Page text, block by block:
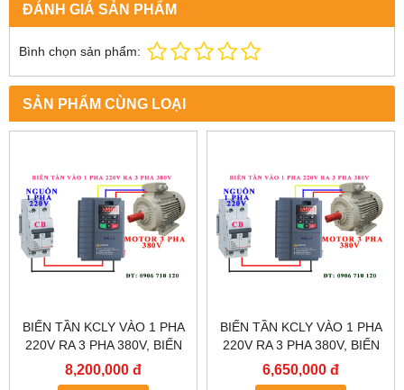
ĐÁNH GIÁ SẢN PHẨM
Bình chọn sản phẩm:
SẢN PHẨM CÙNG LOẠI
BIẾN TẦN KCLY VÀO 1 PHA
220V RA 3 PHA 380V, BIẾN
TẦN KCLY KOC600-011GT3-
B
8,200,000 đ
BIẾN TẦN KCLY VÀO 1 PHA
220V RA 3 PHA 380V, BIẾN
TẦN KCLY KOC600-
7R5GT3-B
6,650,000 đ